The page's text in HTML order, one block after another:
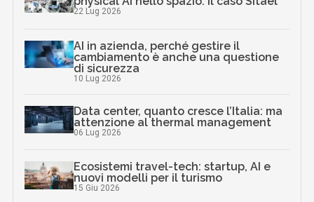
22 Lug 2026
AI in azienda, perché gestire il
cambiamento è anche una questione
di sicurezza
10 Lug 2026
Data center, quanto cresce l’Italia: ma
attenzione al thermal management
06 Lug 2026
Ecosistemi travel-tech: startup, AI e
nuovi modelli per il turismo
15 Giu 2026